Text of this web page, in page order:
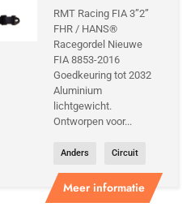
Meer informatie
RMT Racing FIA 3”2”
FHR / HANS®
Racegordel Nieuwe
FIA 8853-2016
Goedkeuring tot 2032
Aluminium
lichtgewicht.
Ontworpen voor...
Anders Circuit